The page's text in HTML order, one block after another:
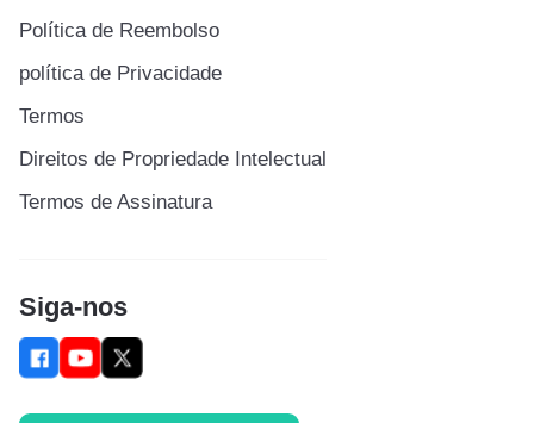
Política de Reembolso
política de Privacidade
Termos
Direitos de Propriedade Intelectual
Termos de Assinatura
Siga-nos